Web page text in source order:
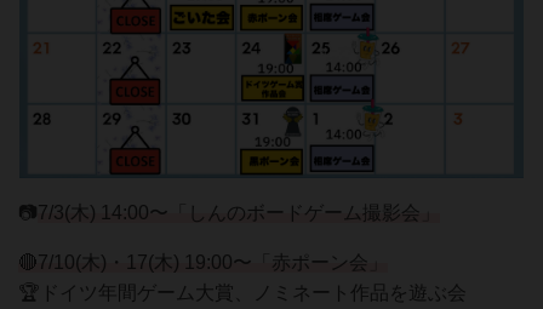
📷7/3(木) 14:00〜「しんのボードゲーム撮影会」
🔴7/10(木)・17(木) 19:00〜「赤ポーン会」
🏆ドイツ年間ゲーム大賞、ノミネート作品を遊ぶ会